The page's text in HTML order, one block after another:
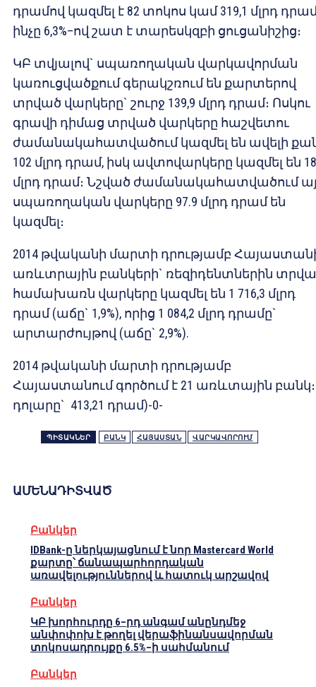
դրամով կազմել է 82 տոկոս կամ 319,1 մլրդ
ինչը 6,3%–ով շատ է տարեսկզբի ցուցանիշից։
ԿԲ տվյալով` սպառողական վարկավորման
կառուցվածքում գերակշռում են քարտերով
տրված վարկերը` շուրջ 139,9 մլրդ դրամ։ Ոսկու
գրավի դիմաց տրված վարկերը հաշվետու
ժամանակահատվածում կազմել են ավելի
102 մլրդ դրամ, իսկ ավտովարկերը կազմել են
մլրդ դրամ։ Նշված ժամանակահատվածում
սպառողական վարկերը 97.9 մլրդ դրամ են
կազմել։
2014 թվականի մարտի դրությամբ
առևտրային բանկերի` ռեզիդենտներին
համախառն վարկերը կազմել են 1 716,3 մլրդ
դրամ (աճը` 1,9%), որից 1 084,2 մլրդ դրամը`
արտարժույթով (աճը` 2,9%).
2014 թվականի մարտի դրությամբ
Հայաստանում գործում է 21 առևտային
դոլարը` 413,21 դրամ)-0-
ՊԻՏԱԿՆԵՐ ԲԱՆԿ ՀԱՅԱՍՏԱՆ ՎԱՐԿԱՎՈՐՈՒՄ
ԱՄԵՆԱԴԻՏՎԱԾ
Բանկեր
IDBank-ը ներկայացնում է նոր Mastercard World
քարտը՝ ճանապարհորդական
առավելություններով և հատուկ արշավով
Բանկեր
ԿԲ խորհուրդը 6–րդ անգամ անընդմեջ
անփոփոխ է թողել վերաֆինանսավորման
տոկոսադրույքը 6.5%–ի սահմանում
Բանկեր